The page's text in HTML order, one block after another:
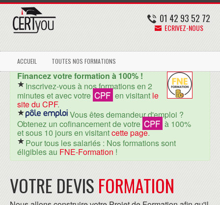
01 42 93 52 72
ECRIVEZ-NOUS
ACCUEIL TOUTES NOS FORMATIONS
Financez votre formation à 100% !
Inscrivez-vous à nos formations en 2
minutes et avec votre CPF en visitant le
site du CPF.
Vous êtes demandeur d'emploi ?
Obtenez un cofinancement de votre CPF à 100%
et sous 10 jours en visitantcette page.
Pour tous les salariés : Nos formations sont
éligibles au FNE-Formation !
VOTRE DEVIS FORMATION